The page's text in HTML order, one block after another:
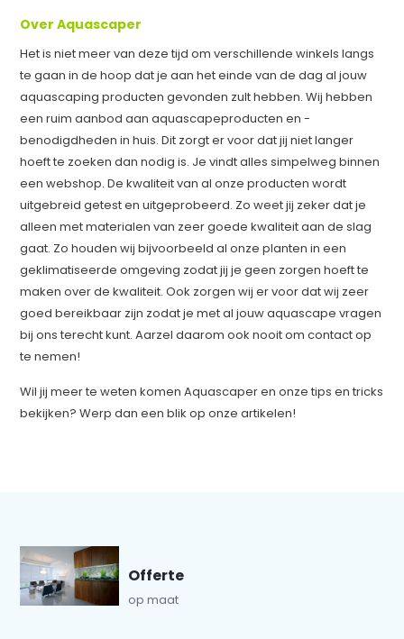
Over Aquascaper
Het is niet meer van deze tijd om verschillende winkels langs
te gaan in de hoop dat je aan het einde van de dag al jouw
aquascaping producten gevonden zult hebben. Wij hebben
een ruim aanbod aan aquascapeproducten en -
benodigdheden in huis. Dit zorgt er voor dat jij niet langer
hoeft te zoeken dan nodig is. Je vindt alles simpelweg binnen
een webshop. De kwaliteit van al onze producten wordt
uitgebreid getest en uitgeprobeerd. Zo weet jij zeker dat je
alleen met materialen van zeer goede kwaliteit aan de slag
gaat. Zo houden wij bijvoorbeeld al onze planten in een
geklimatiseerde omgeving zodat jij je geen zorgen hoeft te
maken over de kwaliteit. Ook zorgen wij er voor dat wij zeer
goed bereikbaar zijn zodat je met al jouw aquascape vragen
bij ons terecht kunt. Aarzel daarom ook nooit om contact op
te nemen!
Wil jij meer te weten komen Aquascaper en onze tips en tricks
bekijken? Werp dan een blik op onze artikelen!
Offerte
op maat